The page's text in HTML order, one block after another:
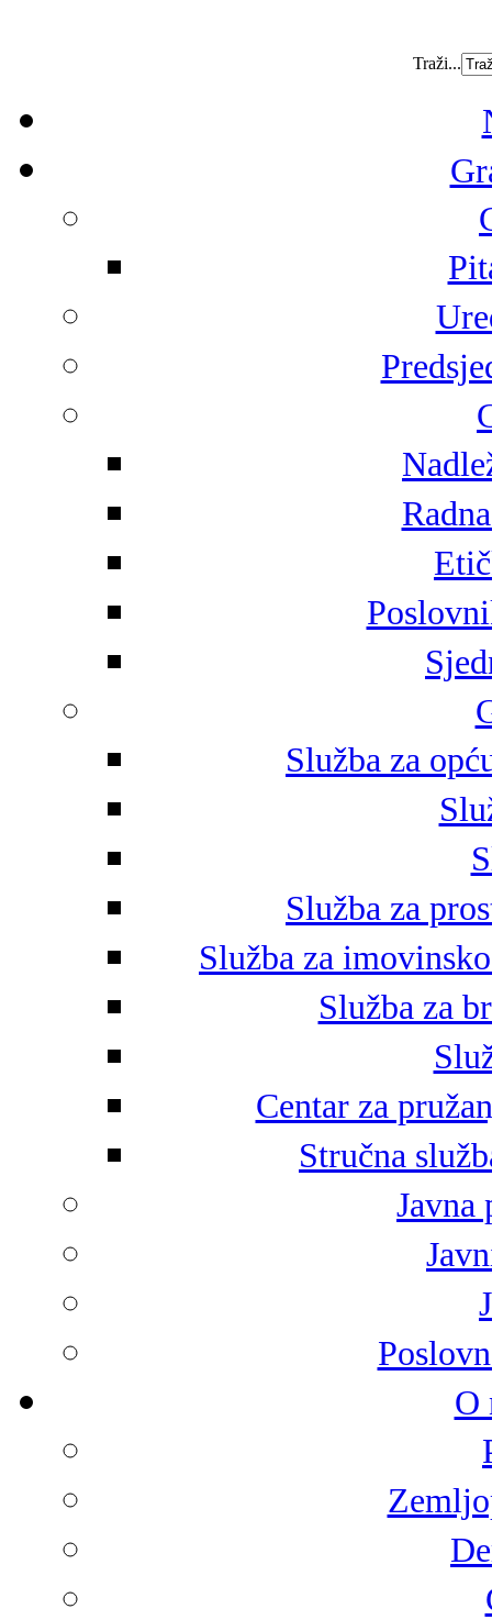
Traži...
Služba za
Služba za
Služba za
Služba za
Centar za
Stručna
Javna
O